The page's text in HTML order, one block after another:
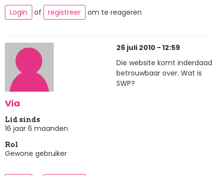
Login
of registreer om te reageren
Via
Lid sinds
16 jaar 6 maanden
Rol
Gewone gebruiker
26 juli 2010 - 12:59
Die website komt inderdaad
betrouwbaar over. Wat is
SWP?